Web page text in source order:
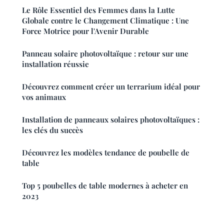
Le Rôle Essentiel des Femmes dans la Lutte
Globale contre le Changement Climatique : Une
Force Motrice pour l'Avenir Durable
Panneau solaire photovoltaïque : retour sur une
installation réussie
Découvrez comment créer un terrarium idéal pour
vos animaux
Installation de panneaux solaires photovoltaïques :
les clés du succès
Découvrez les modèles tendance de poubelle de
table
Top 5 poubelles de table modernes à acheter en
2023